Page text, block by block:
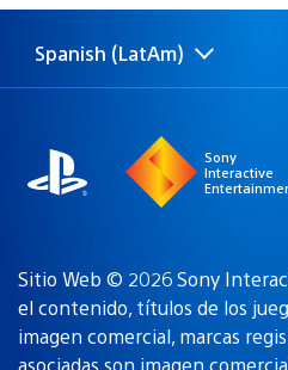
publicación:
Elige
una
Región
actual:
Spanish (LatAm)
Sony
Interactive
Sitio Web © 2026 Sony
el contenido, títulos de los
imagen comercial, marcas
asociadas son imagen